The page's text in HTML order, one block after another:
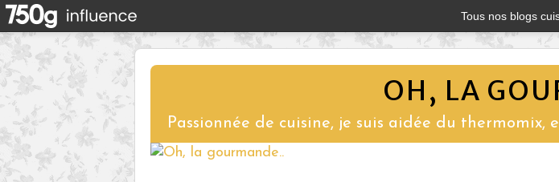
Tous nos blogs
OH, LA
Passionnée de cuisine, je suis aidée du